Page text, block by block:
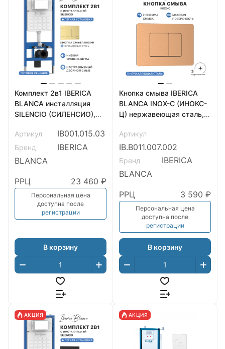
Комплект 2в1 IBERICA
BLANCA инсталляция
SILENCIO (СИЛЕНСИО),
(ИНОКС-Р) золото
матовое (IB001.015.03)
Артикул IB001.015.03
Бренд
IBERICA
BLANCA
РРЦ 23 460 ₽
Персональная цена
доступна после
регистрации
В корзину
Кнопка смыва IBERICA
BLANCA INOX-C (ИНОКС-
Ц) нержавеющая сталь,
(IB.B011.007.002)
Артикул
IB.B011.007.002
Бренд
IBERICA
BLANCA
РРЦ 3 590 ₽
Персональная цена
доступна после
регистрации
В корзину
АКЦИЯ АКЦИЯ